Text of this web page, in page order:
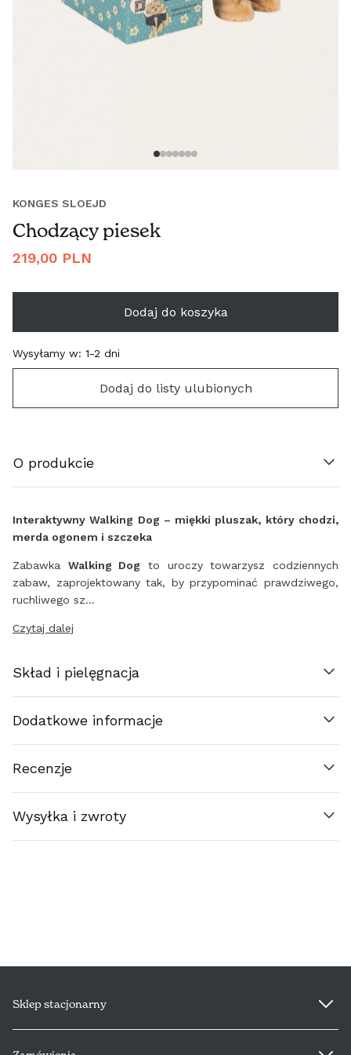
ÖSTERREICH (€)
ΚΎΠΡΟΣ (€)
ČESKO (€)
DANMARK (€)
SUOMI (€)
ΕΛΛΆΔΑ (€)
KONGES SLOEJD
Chodzący piesek
Cena
219,00 PLN
Wysyłamy w: 1-2 dni
Dodaj do koszyka
Dodaj do listy ulubionych
O produkcie
Interaktywny Walking Dog – miękki pluszak, który chodzi,
merda ogonem i szczeka
Zabawka Walking Dog to uroczy towarzysz codziennych
zabaw, zaprojektowany tak, by przypominać prawdziwego,
ruchliwego sz…
Czytaj dalej
Skład i pielęgnacja
Dodatkowe informacje
Recenzje
Wysyłka i zwroty
Sklep stacjonarny